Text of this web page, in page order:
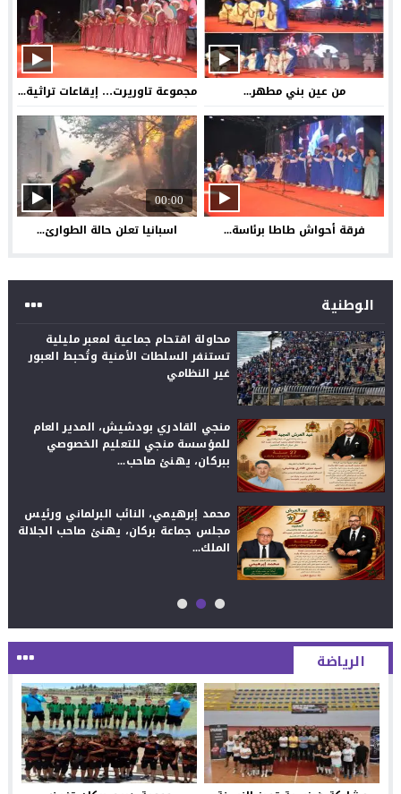
من عين بني مطهر... مجموعة تاوريرت… إيقاعات تراثية...
فرقة أحواش طاطا برئاسة...
00:00
اسبانيا تعلن حالة الطوارئ...
الوطنية
محاولة اقتحام جماعية لمعبر مليلية
تستنفر السلطات الأمنية وتُحبط العبور
غير النظامي
منجي القادري بودشيش، المدير العام
للمؤسسة منجي للتعليم الخصوصي
ببركان، يهنئ صاحب...
محمد إبرهيمي، النائب البرلماني ورئيس
مجلس جماعة بركان، يهنئ صاحب الجلالة
الملك...
الرياضة